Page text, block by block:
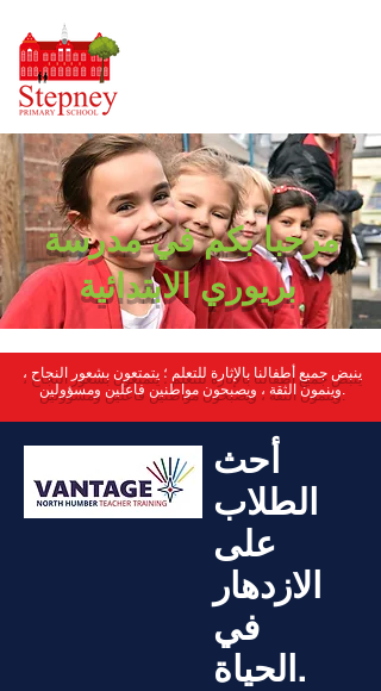
مرحبا بكم في مدرسة
بريوري الابتدائية
ينبض جميع أطفالنا بالإثارة للتعلم ؛ يتمتعون بشعور النجاح ،
وينمون الثقة ، ويصبحون مواطنين فاعلين ومسؤولين.
أحث
الطلاب
على
الازدهار
في
الحياة.